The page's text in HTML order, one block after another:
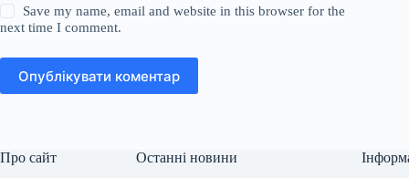
Save my name, email and website in this browser for the
next time I comment.
Опублікувати коментар
Про сайт Останні новини